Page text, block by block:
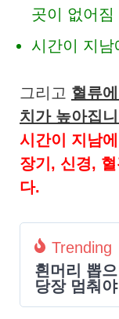
곳이 없어짐
시간이 지남
그리고 혈류
치가 높아집
시간이 지남
장기, 신경,
다.
Trending
흰머리 뽑
당장 멈춰